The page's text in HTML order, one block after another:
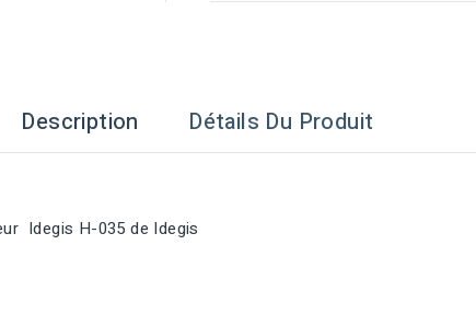
Description Détails Du Produit
Idegis H-035 de Idegis